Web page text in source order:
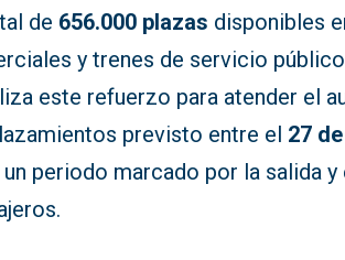
de 656.000 plazas disponibles
y trenes de servicio
este refuerzo para atender el
previsto entre el 27
un periodo marcado por la salida